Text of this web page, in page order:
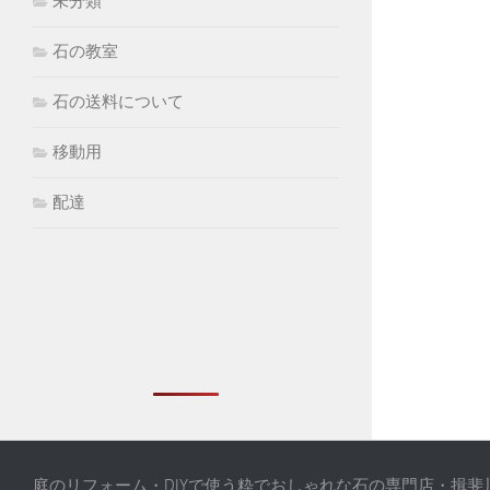
石の教室
石の送料について
移動用
配達
庭のリフォーム・DIYで使う粋でおしゃれな石の専門店・揖斐